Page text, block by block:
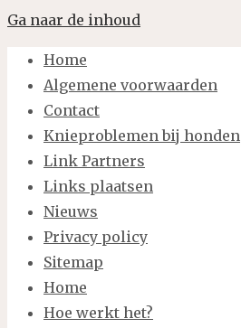
Ga naar de inhoud
Home
Algemene voorwaarden
Contact
Knieproblemen bij honden
Link Partners
Links plaatsen
Nieuws
Privacy policy
Sitemap
Home
Hoe werkt het?